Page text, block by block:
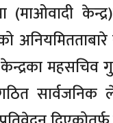
(माओवादी
केन्द्रका महसचिव
सार्वजनिक